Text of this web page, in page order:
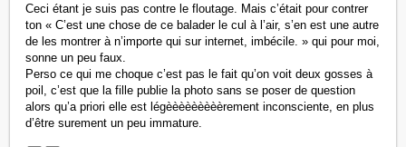
Ceci étant je suis pas contre le floutage. Mais c’était pour contrer
ton « C’est une chose de ce balader le cul à l’air, s’en est une autre
de les montrer à n’importe qui sur internet, imbécile. » qui pour moi,
sonne un peu faux.
Perso ce qui me choque c’est pas le fait qu’on voit deux gosses à
poil, c’est que la fille publie la photo sans se poser de question
alors qu’a priori elle est légèèèèèèèèèrement inconsciente, en plus
d’être surement un peu immature.